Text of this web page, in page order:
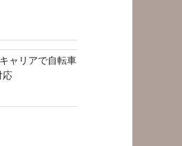
ャリアで自転車
応